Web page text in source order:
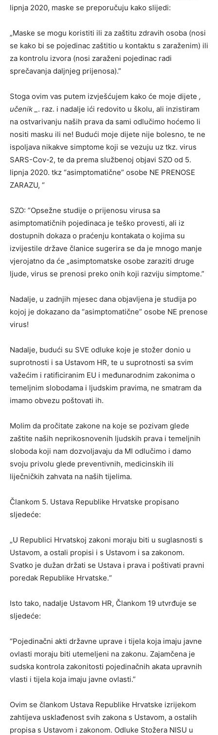
lipnja 2020, maske se preporučuju kako slijedi:
„Maske se mogu koristiti ili za zaštitu zdravih osoba (nosi
se kako bi se pojedinac zaštitio u kontaktu s zaraženim) ili
za kontrolu izvora (nosi zaraženi pojedinac radi
sprečavanja daljnjeg prijenosa).”
Stoga ovim vas putem izvješćujem kako će moje dijete ,
učenik _ . raz. i nadalje ići redovito u školu, ali inzistiram
na ostvarivanju naših prava da sami odlučimo hoćemo li
nositi masku ili ne! Budući moje dijete nije bolesno, te ne
ispoljava nikakve simptome koji se vezuju uz tkz. virus
SARS-Cov-2, te da prema službenoj objavi SZO od 5.
lipnja 2020. tkz “asimptomatične” osobe NE PRENOSE
ZARAZU, “
SZO: ”Opsežne studije o prijenosu virusa sa
asimptomatičnih pojedinaca je teško provesti, ali iz
dostupnih dokaza o praćenju kontakata o kojima su
izvijestile države članice sugerira se da je mnogo manje
vjerojatno da će „asimptomatske osobe zaraziti druge
ljude, virus se prenosi preko onih koji razviju simptome.”
Nadalje, u zadnjih mjesec dana objavljena je studija po
kojoj je dokazano da “asimptomatične” osobe NE prenose
virus!
Nadalje, budući su SVE odluke koje je stožer donio u
suprotnosti i sa Ustavom HR, te u suprotnosti sa svim
važećim i ratificiranim EU i međunarodnim zakonima o
temeljnim slobodama i ljudskim pravima, ne smatram da
imamo obvezu poštovati ih.
Molim da pročitate zakone na koje se pozivam glede
zaštite naših neprikosnovenih ljudskih prava i temeljnih
sloboda koji nam dozvoljavaju da MI odlučimo i damo
svoju privolu glede preventivnih, medicinskih ili
liječničkih zahvata na naših tijelima.
Člankom 5. Ustava Republike Hrvatske propisano
sljedeće:
„U Republici Hrvatskoj zakoni moraju biti u suglasnosti s
Ustavom, a ostali propisi i s Ustavom i sa zakonom.
Svatko je dužan držati se Ustava i prava i poštivati pravni
poredak Republike Hrvatske.“
Isto tako, nadalje Ustavom HR, Člankom 19 utvrđuje se
sljedeće:
“Pojedinačni akti državne uprave i tijela koja imaju javne
ovlasti moraju biti utemeljeni na zakonu. Zajamčena je
sudska kontrola zakonitosti pojedinačnih akata upravnih
vlasti i tijela koja imaju javne ovlasti.”
Ovim se člankom Ustava Republike Hrvatske izrijekom
zahtijeva usklađenost svih zakona s Ustavom, a ostalih
propisa s Ustavom i zakonom. Odluke Stožera NISU u